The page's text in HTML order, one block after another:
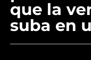
que la
suba en